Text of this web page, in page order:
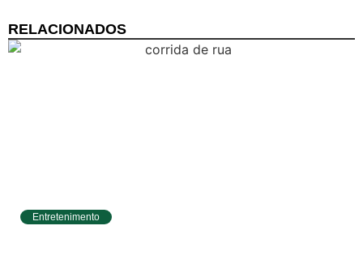
RN
Entretenimento
RELACIONADOS
Entretenimento